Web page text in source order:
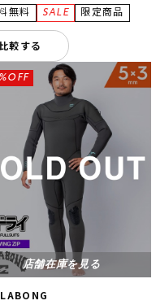
比較する
店舗在庫を見る